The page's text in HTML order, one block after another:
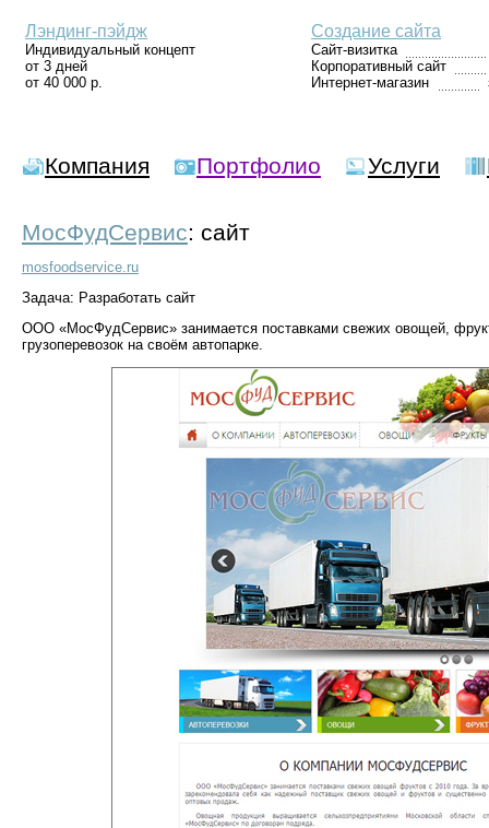
Лэндинг-пэйдж
Индивидуальный концепт
от 3 дней
от 40 000 р.
Создание сайта
Сайт-визитка
Корпоративный сайт
Интернет-магазин
Компания Портфолио Услуги
МосФудСервис: сайт
mosfoodservice.ru
Задача: Разработать сайт
ООО «МосФудСервис» занимается поставками свежих овощей,
грузоперевозок на своём автопарке.